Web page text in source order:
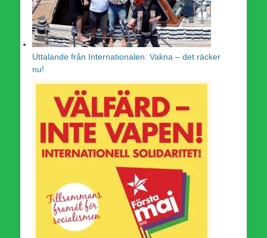
Uttalande från Internationalen: Vakna – det räcker
nu!